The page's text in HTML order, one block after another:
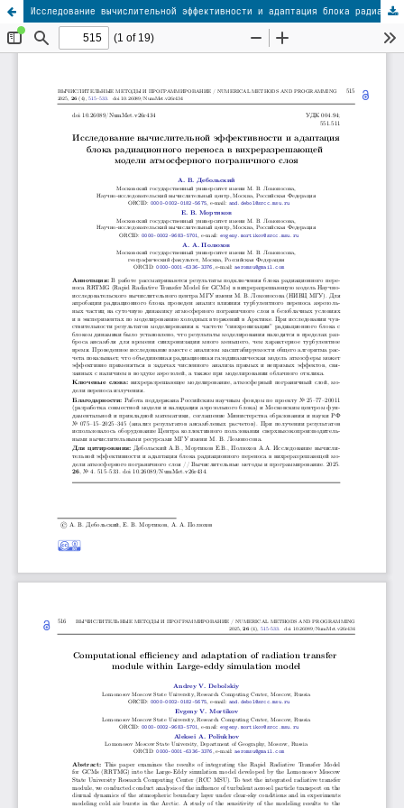
Исследование вычислительной эффективности и адаптация блока радиационного переноса в вихреразрешающей модели атмосферного пограничного слоя